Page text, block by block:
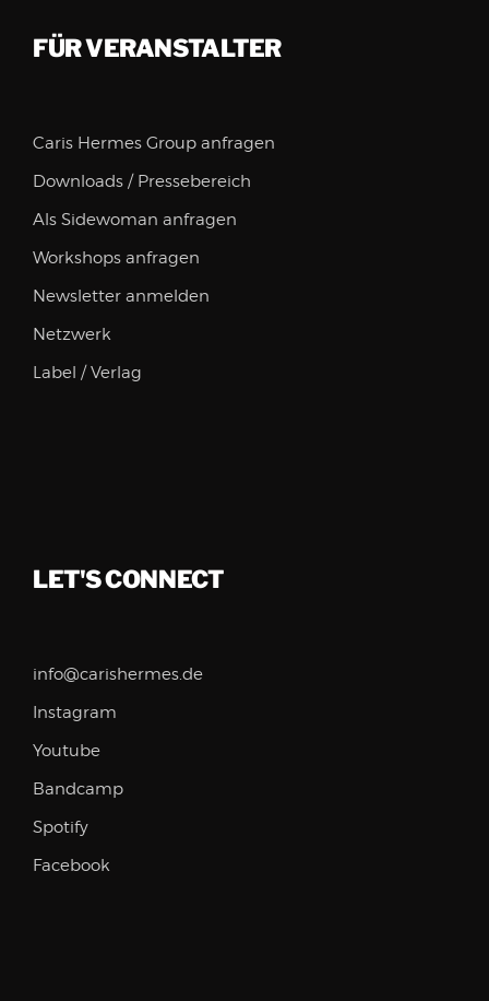
FÜR VERANSTALTER
Caris Hermes Group anfragen
Downloads / Pressebereich
Als Sidewoman anfragen
Workshops anfragen
Newsletter anmelden
Netzwerk
Label / Verlag
LET'S CONNECT
info@carishermes.de
Instagram
Youtube
Bandcamp
Spotify
Facebook